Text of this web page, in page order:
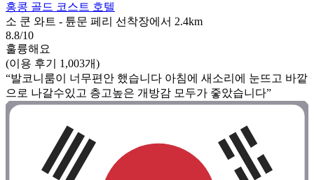
홍콩 골드 코스트 호텔
소 쿤 와트 - 튠문 페리 선착장에서 2.4km
8.8/10
훌륭해요
(이용 후기 1,003개)
“발코니룸이 너무편안 했습니다 아침에 새소리에 눈뜨고 바깥
으로 나갈수있고 층고높은 개방감 모두가 줗았습니다”